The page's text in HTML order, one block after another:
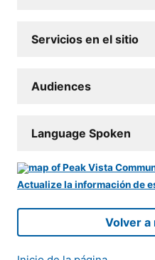
Servicios en el sitio
Audiences
Language Spoken
Actualize la información de
Volver a